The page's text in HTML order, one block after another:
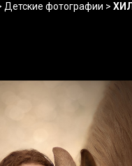
Детские фотографии >